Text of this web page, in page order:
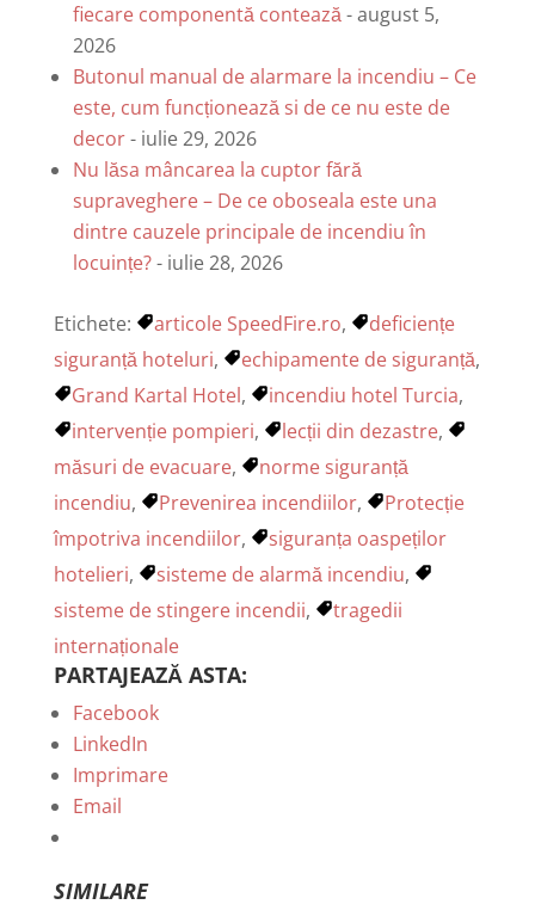
fiecare componentă contează- august 5,
2026
Butonul manual de alarmare la incendiu – Ce
este, cum funcționează si de ce nu este de
decor- iulie 29, 2026
Nu lăsa mâncarea la cuptor fără
supraveghere – De ce oboseala este una
dintre cauzele principale de incendiu în
locuințe?- iulie 28, 2026
Etichete: articole SpeedFire.ro,
deficiențe
siguranță hoteluri, echipamente de siguranță,
Grand Kartal Hotel, incendiu hotel Turcia,
intervenție pompieri, lecții din dezastre,
măsuri de evacuare,
norme siguranță
incendiu, Prevenirea incendiilor,
Protecție
împotriva incendiilor,
siguranța oaspeților
hotelieri, sisteme de alarmă incendiu,
sisteme de stingere incendii,
tragedii
internaționale
PARTAJEAZĂ ASTA:
Facebook
LinkedIn
Imprimare
Email
SIMILARE